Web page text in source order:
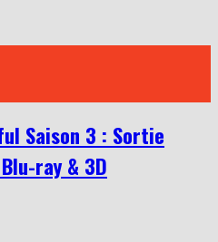
Saison 3 : Sortie
ray & 3D